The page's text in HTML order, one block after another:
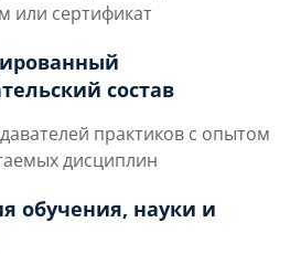
или сертификат
состав
практиков с опытом
дисциплин
обучения, науки и